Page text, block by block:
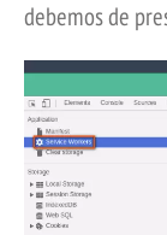
debemos de